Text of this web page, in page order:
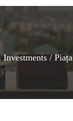
Investments /